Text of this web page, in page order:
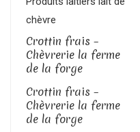
chèvre
Crottin frais –
Chèvrerie la ferme
de la forge
Crottin frais –
Chèvrerie la ferme
de la forge